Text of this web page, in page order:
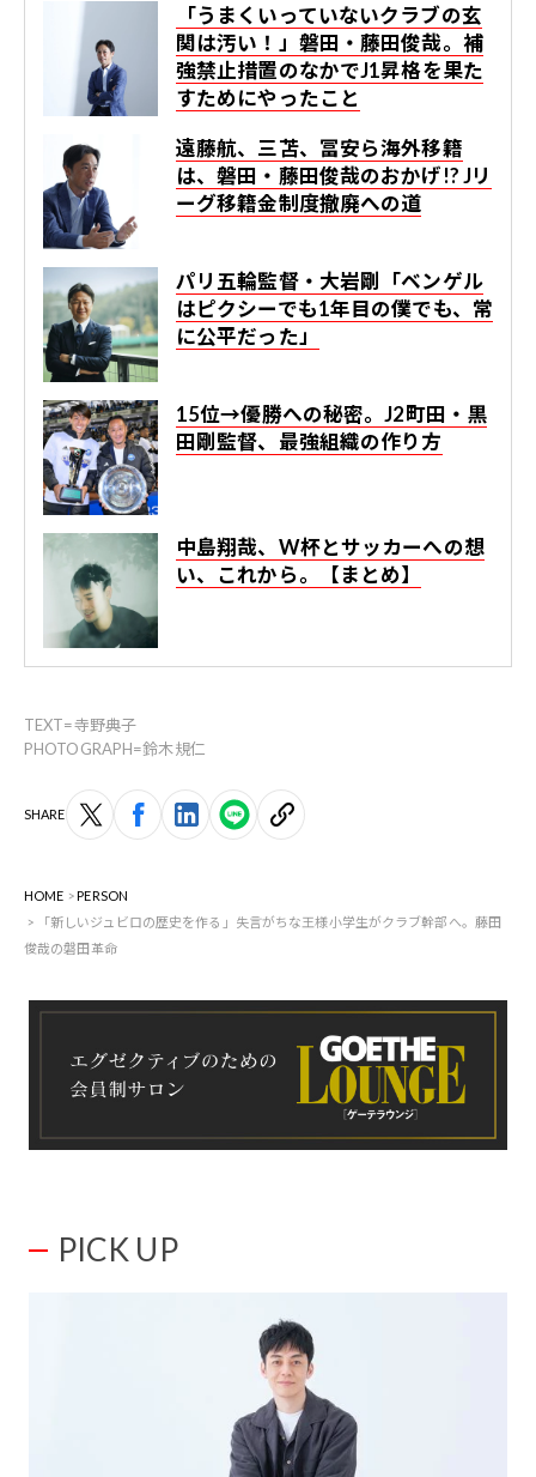
「うまくいっていないクラブの玄
関は汚い！」磐田・藤田俊哉。補
強禁止措置のなかでJ1昇格を果た
すためにやったこと
遠藤航、三苫、冨安ら海外移籍
は、磐田・藤田俊哉のおかげ!? Jリ
ーグ移籍金制度撤廃への道
パリ五輪監督・大岩剛「ベンゲル
はピクシーでも1年目の僕でも、常
に公平だった」
15位→優勝への秘密。J2町田・黒
田剛監督、最強組織の作り方
中島翔哉、W杯とサッカーへの想
い、これから。【まとめ】
TEXT=寺野典子
PHOTOGRAPH=鈴木規仁
SHARE
HOME
PERSON
「新しいジュビロの歴史を作る」失言がちな王様小学生がクラブ幹部へ。藤田
俊哉の磐田革命
PICK UP